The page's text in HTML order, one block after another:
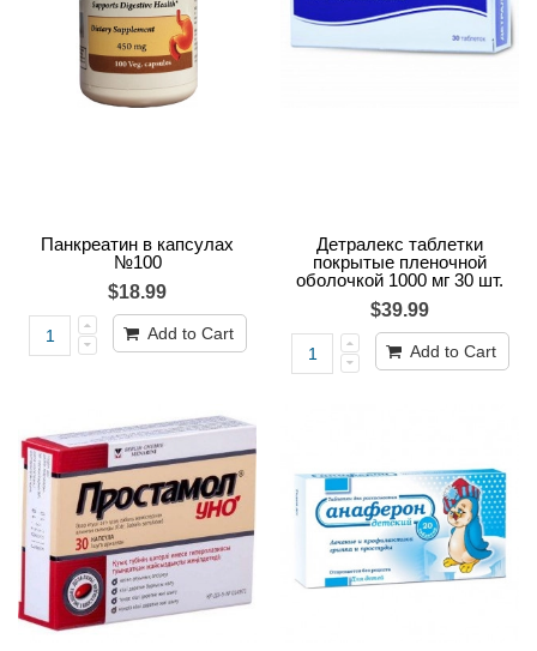
Панкреатин в капсулах
№100
$18.99
Add to Cart
Детралекс таблетки
покрытые пленочной
оболочкой 1000 мг 30 шт.
$39.99
Add to Cart